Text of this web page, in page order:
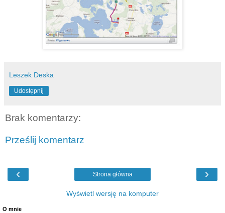
Leszek Deska
Udostępnij
Brak komentarzy:
Prześlij komentarz
‹ ›
Strona główna
Wyświetl wersję na komputer
O mnie